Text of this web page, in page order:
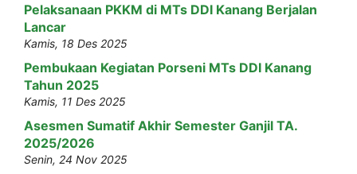
Pelaksanaan PKKM di MTs DDI Kanang Berjalan
Lancar
Kamis, 18 Des 2025
Pembukaan Kegiatan Porseni MTs DDI Kanang
Tahun 2025
Kamis, 11 Des 2025
Asesmen Sumatif Akhir Semester Ganjil TA.
2025/2026
Senin, 24 Nov 2025